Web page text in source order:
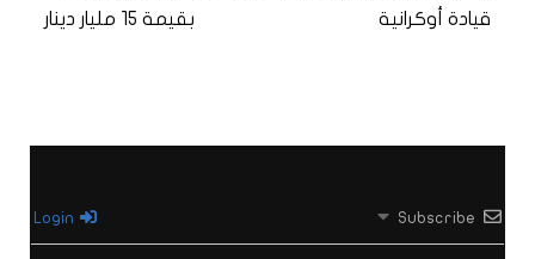
قيادة أوكرانية
بقيمة 15 مليار دينار
Subscribe